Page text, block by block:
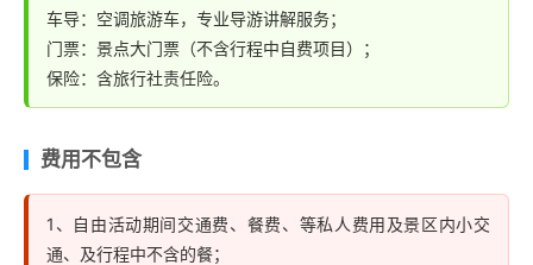
车导：空调旅游车，专业导游讲解服务；
门票：景点大门票（不含行程中自费项目）；
保险：含旅行社责任险。
费用不包含
1、自由活动期间交通费、餐费、等私人费用及景区内小交
通、及行程中不含的餐；